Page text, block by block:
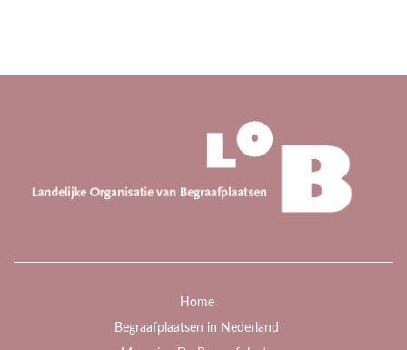
Home
Begraafplaatsen in Nederland